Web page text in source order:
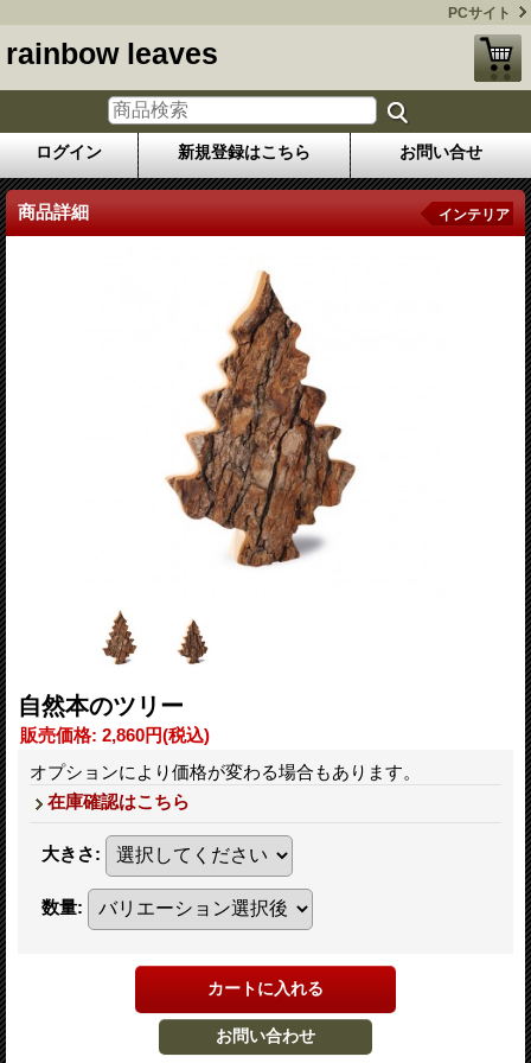
PCサイト
rainbow leaves
ログイン 新規登録はこちら お問い合せ
商品詳細 インテリア
自然本のツリー
販売価格: 2,860円(税込)
オプションにより価格が変わる場合もあります。
在庫確認はこちら
大きさ:
数量: